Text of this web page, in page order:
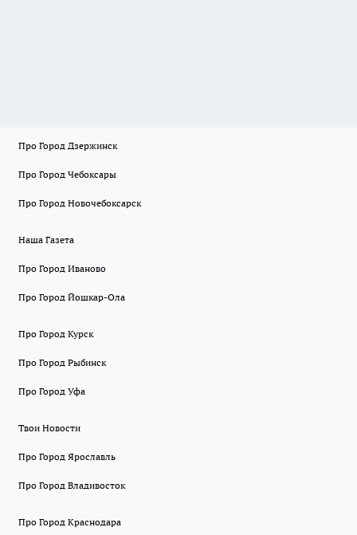
Про Город Дзержинск
Про Город Чебоксары
Про Город Новочебоксарск
Наша Газета
Про Город Иваново
Про Город Йошкар-Ола
Про Город Курск
Про Город Рыбинск
Про Город Уфа
Твои Новости
Про Город Ярославль
Про Город Владивосток
Про Город Краснодара